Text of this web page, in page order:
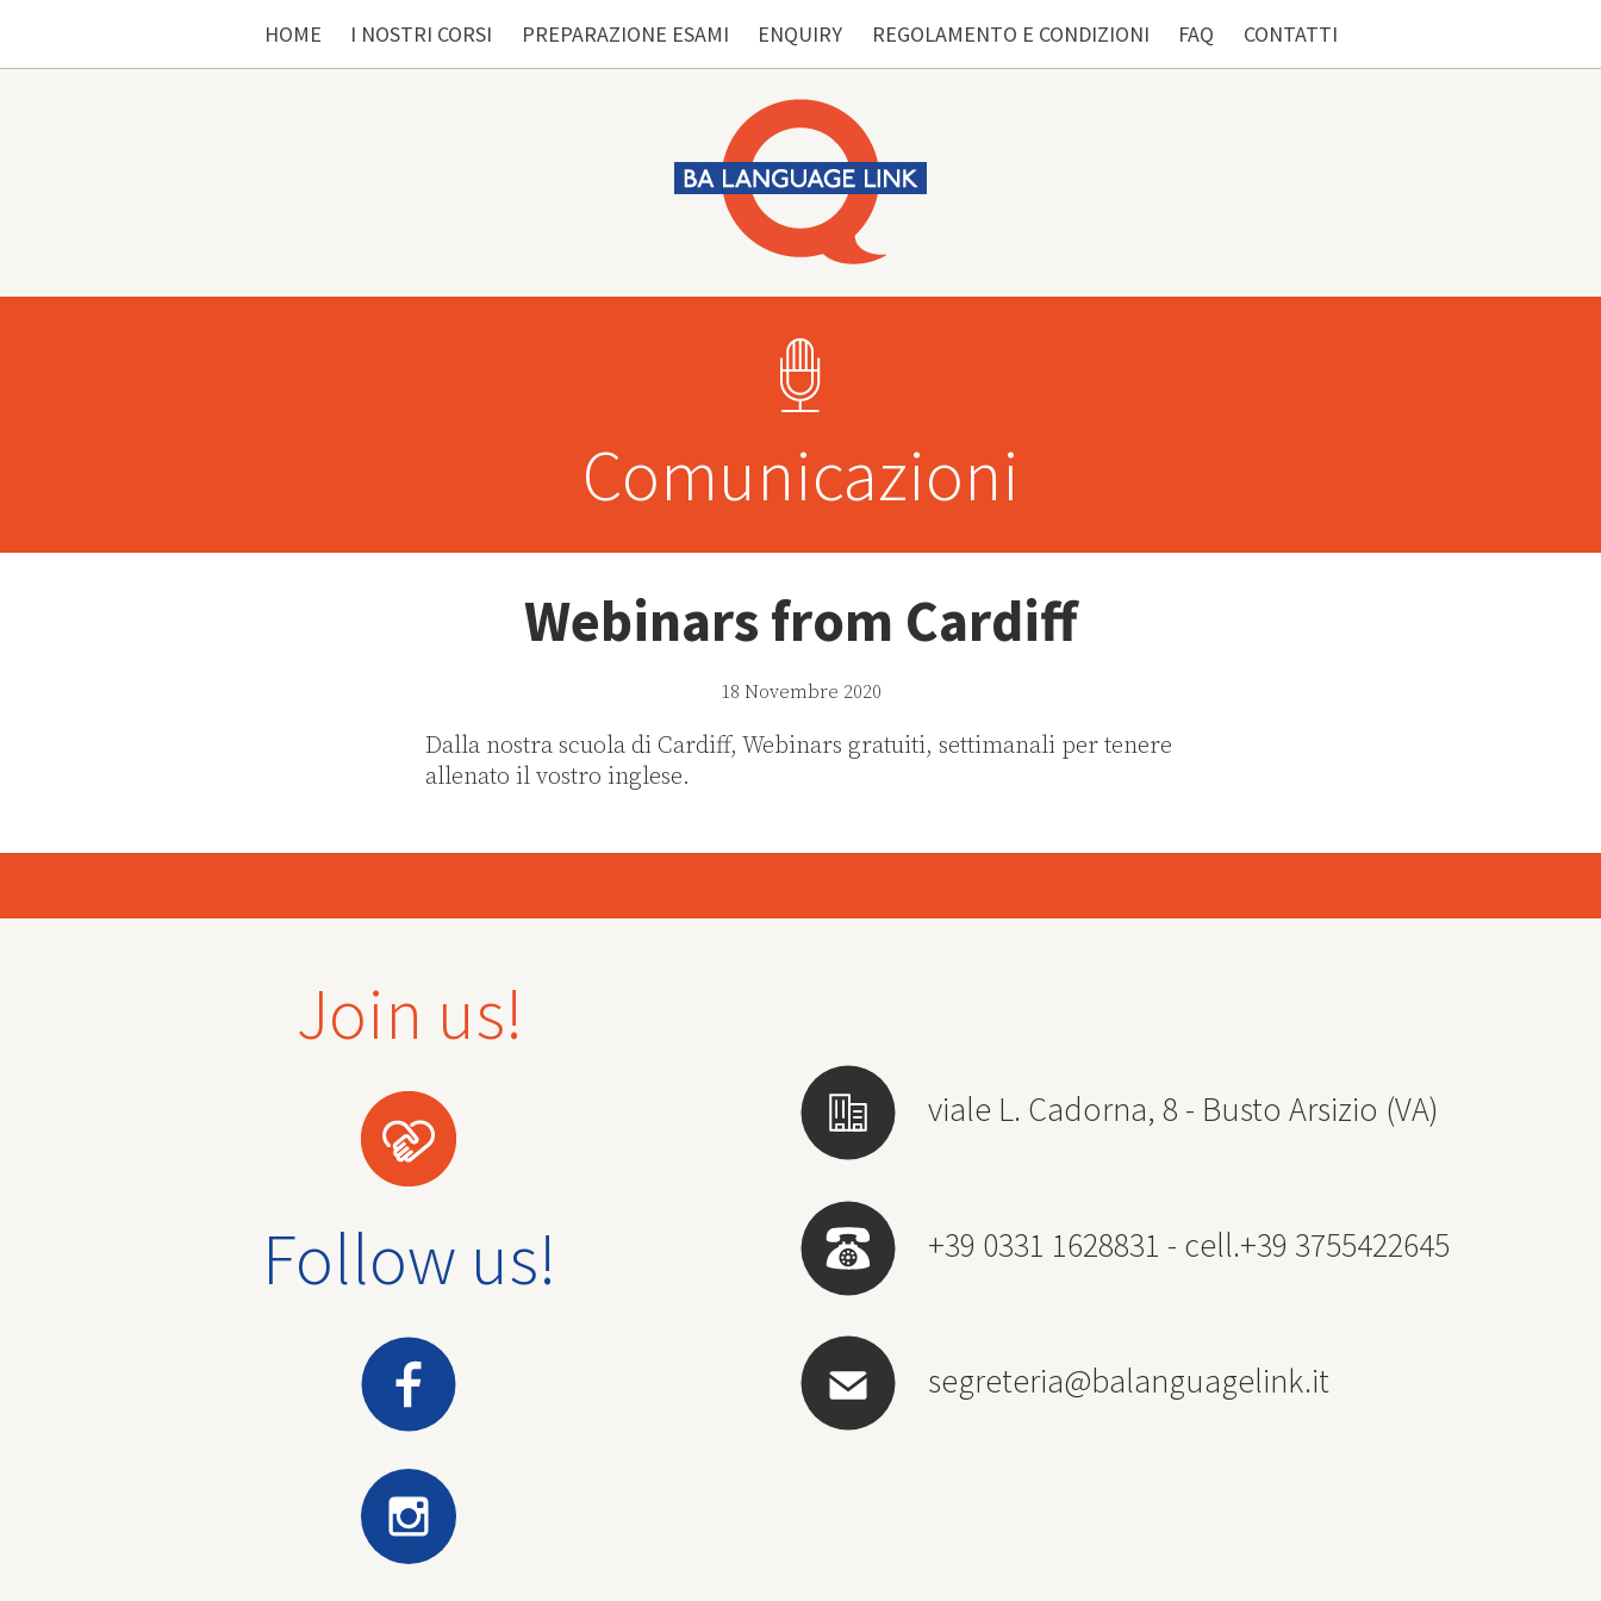
HOME I NOSTRI CORSI PREPARAZIONE ESAMI ENQUIRY REGOLAMENTO E CONDIZIONI FAQ CONTATTI
Comunicazioni
Webinars from Cardiff
18 Novembre 2020
Dalla nostra scuola di Cardiff, Webinars gratuiti, settimanali per tenere
allenato il vostro inglese.
Join us!
Follow us!
viale L. Cadorna, 8 - Busto Arsizio (VA)
+39 0331 1628831 - cell.+39 3755422645
segreteria@balanguagelink.it